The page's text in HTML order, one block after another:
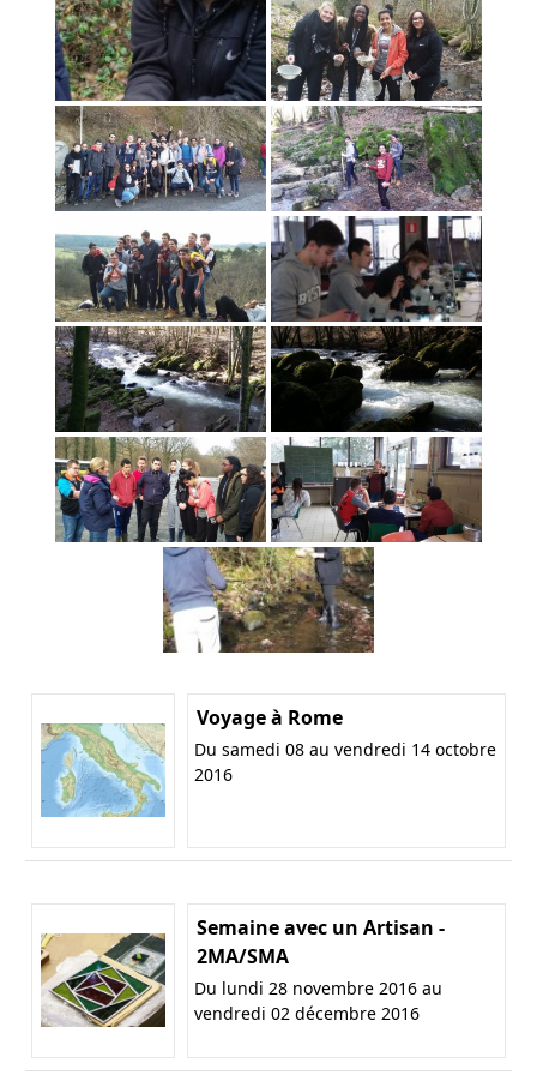
Voyage à Rome
Du samedi 08 au vendredi 14 octobre
2016
Semaine avec un Artisan -
2MA/SMA
Du lundi 28 novembre 2016 au
vendredi 02 décembre 2016